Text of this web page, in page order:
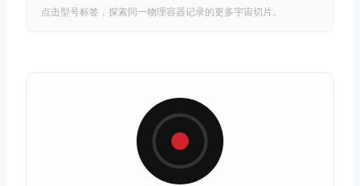
点击型号标签，探索同一物理容器记录的更多宇宙切片。